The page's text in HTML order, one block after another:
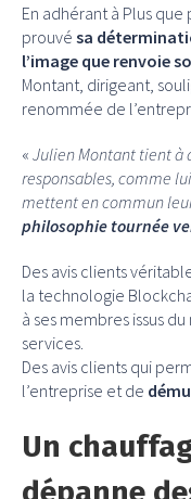
En adhérant à Plus
prouvé sa
l’image que renvoie
Montant, dirigeant,
renommée de
« Julien Montant tient à
responsables, comme
mettent en commun
philosophie tournée
Des avis clients
la technologie
à ses membres issus
services.
Des avis clients qui
l’entreprise et de
Un
dépanne